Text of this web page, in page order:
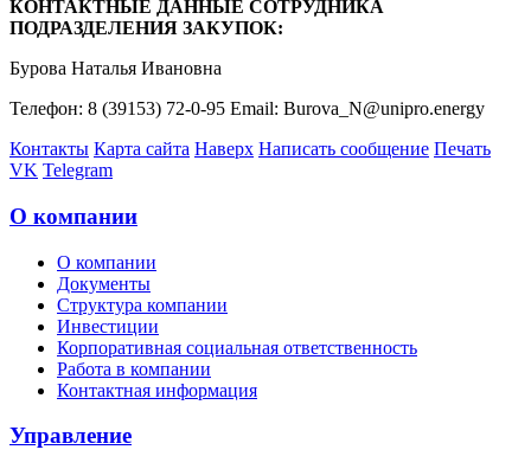
КОНТАКТНЫЕ ДАННЫЕ СОТРУДНИКА
ПОДРАЗДЕЛЕНИЯ ЗАКУПОК:
Бурова Наталья Ивановна
Телефон: 8 (39153) 72-0-95 Email: Burova_N@unipro.energy
Контакты Карта сайта Наверх Написать сообщение Печать
VK Telegram
О компании
О компании
Документы
Структура компании
Инвестиции
Корпоративная социальная ответственность
Работа в компании
Контактная информация
Управление